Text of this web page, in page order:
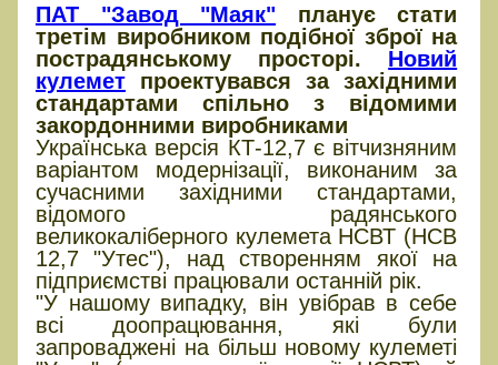
ПАТ "Завод "Маяк" планує стати
третім виробником подібної зброї на
пострадянському просторі. Новий
кулемет проектувався за західними
стандартами спільно з відомими
закордонними виробниками
Українська версія КТ-12,7 є вітчизняним
варіантом модернізації, виконаним за
сучасними західними стандартами,
відомого радянського
великокаліберного кулемета НСВТ (НСВ
12,7 "Утес"), над створенням якої на
підприємстві працювали останній рік.
"У нашому випадку, він увібрав в себе
всі доопрацювання, які були
запроваджені на більш новому кулеметі